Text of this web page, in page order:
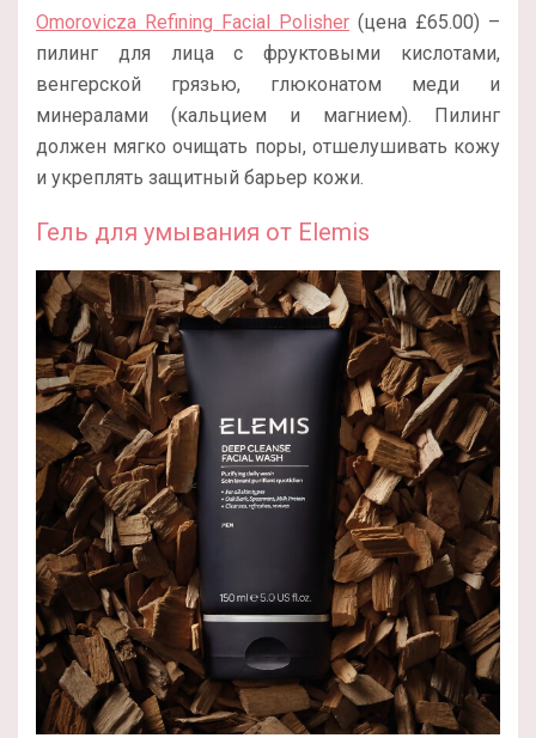
Omorovicza Refining Facial Polisher (цена £65.00) –
пилинг для лица с фруктовыми кислотами,
венгерской грязью, глюконатом меди и
минералами (кальцием и магнием). Пилинг
должен мягко очищать поры, отшелушивать кожу
и укреплять защитный барьер кожи.
Гель для умывания от Elemis